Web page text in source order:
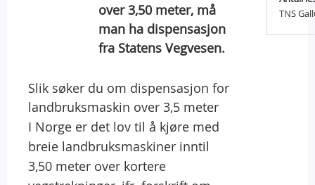
over 3,50 meter, må
man ha dispensasjon
fra Statens Vegvesen.
Slik søker du om dispensasjon for
landbruksmaskin over 3,5 meter
I Norge er det lov til å kjøre med
breie landbruksmaskiner inntil
3,50 meter over kortere
TNS